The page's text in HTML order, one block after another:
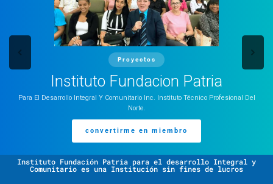
Proyectos
Instituto Fundacion Patria
Para El Desarrollo Integral Y Comunitario Inc. Instituto Técnico Profesional Del
Norte.
convertirme en miembro
Instituto Fundación Patria para el desarrollo Integral y
Comunitario es una Institución sin fines de lucros